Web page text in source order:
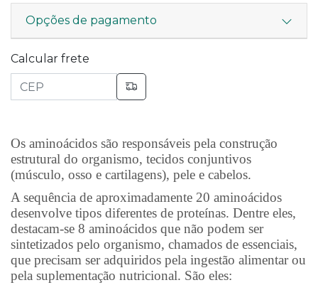
Opções de pagamento
Calcular frete
Os aminoácidos são responsáveis pela construção
estrutural do organismo, tecidos conjuntivos
(músculo, osso e cartilagens), pele e cabelos.
A sequência de aproximadamente 20 aminoácidos
desenvolve tipos diferentes de proteínas. Dentre eles,
destacam-se 8 aminoácidos que não podem ser
sintetizados pelo organismo, chamados de essenciais,
que precisam ser adquiridos pela ingestão alimentar ou
pela suplementação nutricional. São eles: